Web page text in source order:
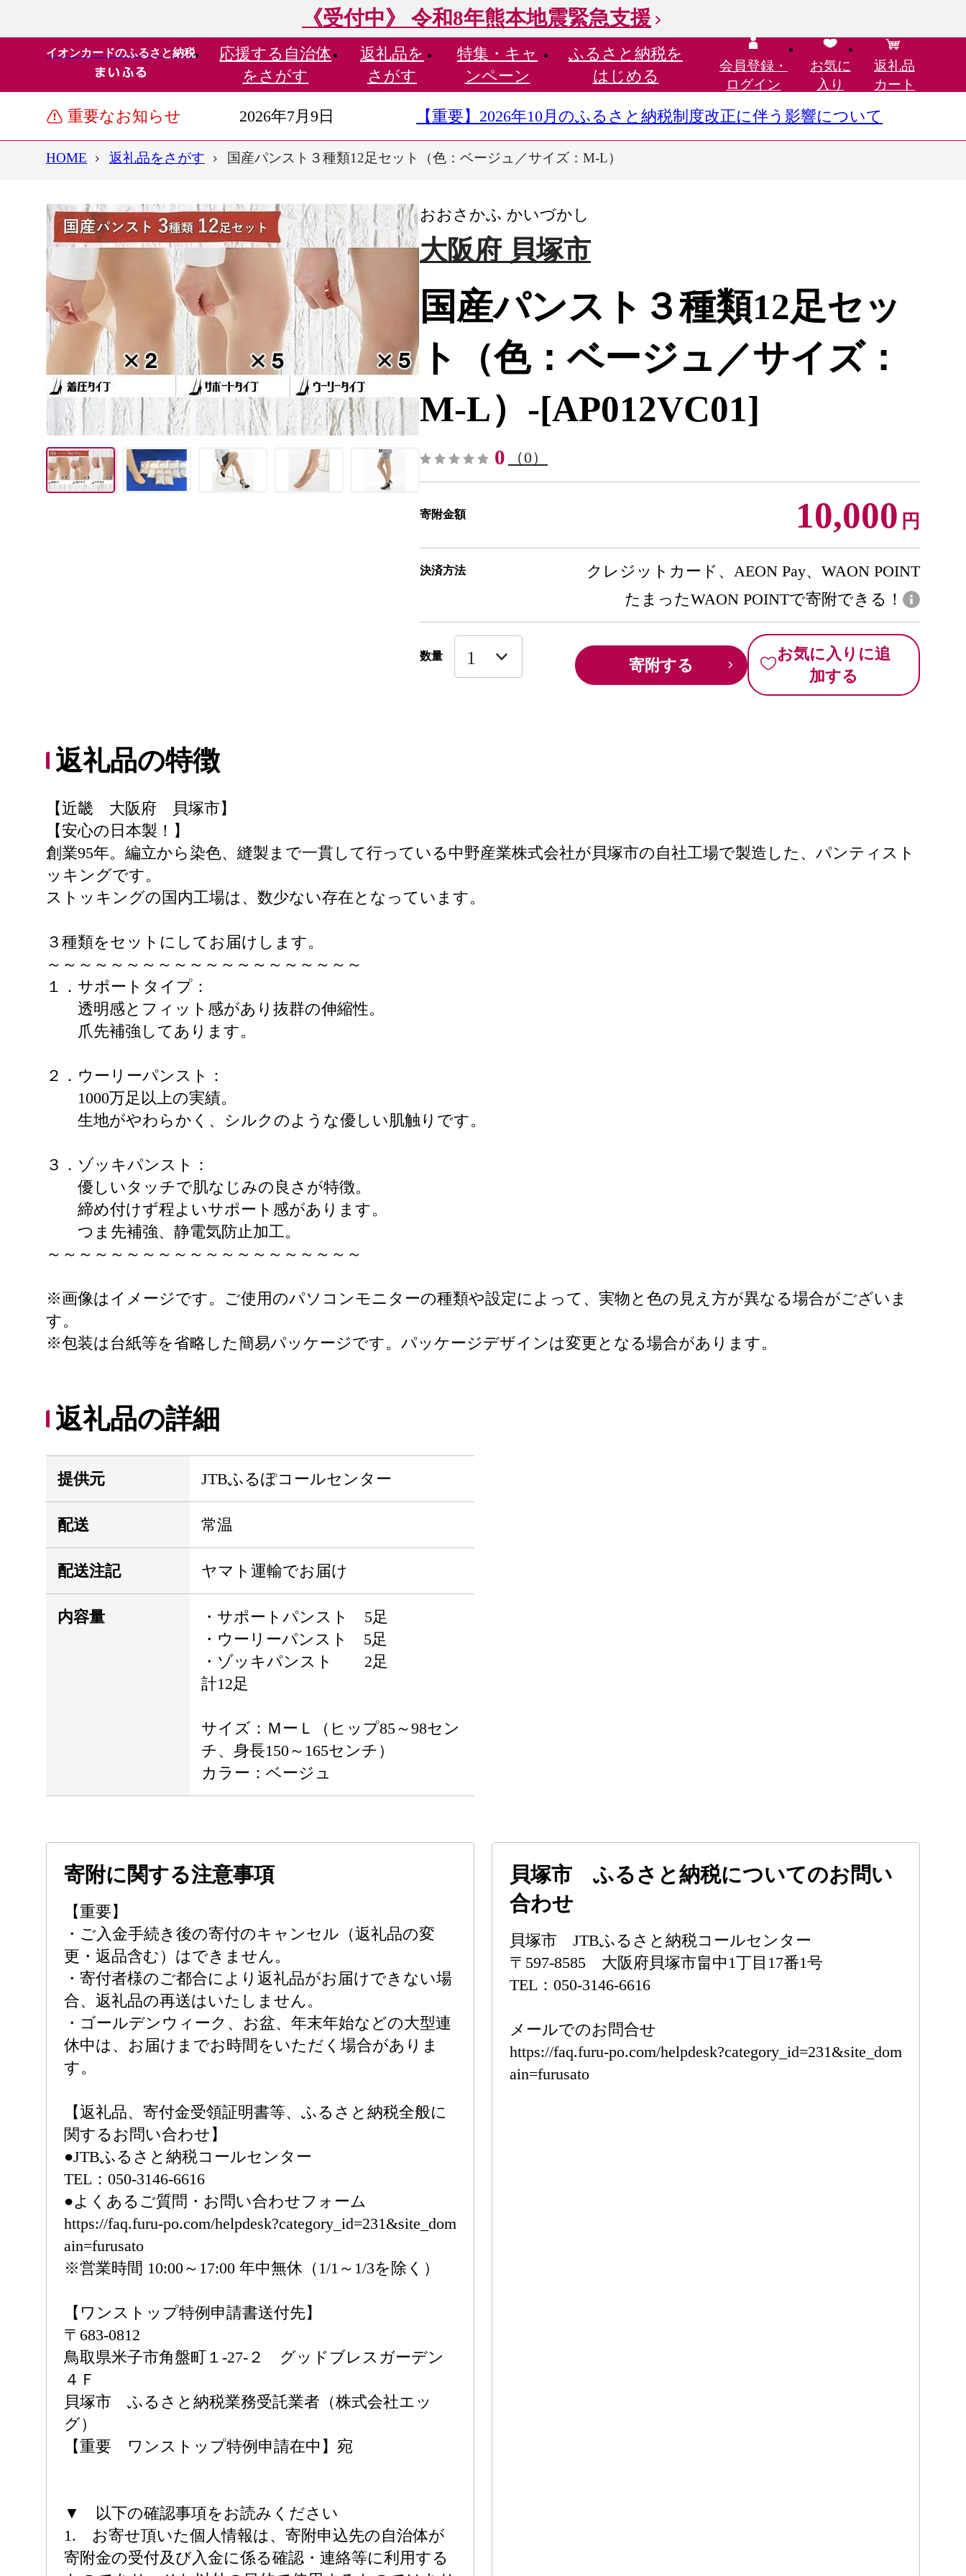
《受付中》 令和8年熊本地震緊急支援
イオンカードのふるさと納税 応援する 自治体
をさがす
返礼品を
さがす
特集・ キャ
ンペーン
ふるさと納税を
はじめる
会員登録・
ログイン
お気に
入り
返礼品
カート
重要なお知らせ 2026年7月9日 【重要】2026年10月のふるさと納税制度改正に伴う影響について
HOME 返礼品をさがす 国産パンスト３種類12足セット（色：ベージュ／サイズ：M-L）
おおさかふ かいづかし
大阪府 貝塚市
国産パンスト３種類12足セッ
ト（色：ベージュ／サイズ：
M-L）-[AP012VC01]
0 （0）
寄附金額 10,000 円
決済方法
クレジットカード、AEON Pay、WAON POINT
たまったWAON POINTで寄附できる！
数量 寄附する
お気に入りに追
加する
返礼品の特徴
【近畿 大阪府 貝塚市】
【安心の日本製！】
創業95年。編立から染色、縫製まで一貫して行っている中野産業株式会社が貝塚市の自社工場で製造した、パンティスト
ッキングです。
ストッキングの国内工場は、数少ない存在となっています。
３種類をセットにしてお届けします。
～～～～～～～～～～～～～～～～～～～～
１．サポートタイプ：
透明感とフィット感があり抜群の伸縮性。
爪先補強してあります。
２．ウーリーパンスト：
1000万足以上の実績。
生地がやわらかく、シルクのような優しい肌触りです。
３．ゾッキパンスト：
優しいタッチで肌なじみの良さが特徴。
締め付けず程よいサポート感があります。
つま先補強、静電気防止加工。
～～～～～～～～～～～～～～～～～～～～
※画像はイメージです。ご使用のパソコンモニターの種類や設定によって、実物と色の見え方が異なる場合がございま
す。
※包装は台紙等を省略した簡易パッケージです。パッケージデザインは変更となる場合があります。
返礼品の詳細
提供元 JTBふるぽコールセンター
配送 常温
配送注記 ヤマト運輸でお届け
内容量
・サポートパンスト 5足
・ウーリーパンスト 5足
・ゾッキパンスト 2足
計12足
サイズ：ＭーＬ（ヒップ85～98セン
チ、身長150～165センチ）
カラー：ベージュ
寄附に関する注意事項
【重要】
・ご入金手続き後の寄付のキャンセル（返礼品の変
更・返品含む）はできません。
・寄付者様のご都合により返礼品がお届けできない場
合、返礼品の再送はいたしません。
・ゴールデンウィーク、お盆、年末年始などの大型連
休中は、お届けまでお時間をいただく場合がありま
す。
【返礼品、寄付金受領証明書等、ふるさと納税全般に
関するお問い合わせ】
●JTBふるさと納税コールセンター
TEL：050-3146-6616
●よくあるご質問・お問い合わせフォーム
https://faq.furu-po.com/helpdesk?category_id=231&site_dom
ain=furusato
※営業時間 10:00～17:00 年中無休（1/1～1/3を除く）
【ワンストップ特例申請書送付先】
〒683-0812
鳥取県米子市角盤町１-27-２ グッドブレスガーデン
４Ｆ
貝塚市 ふるさと納税業務受託業者（株式会社エッ
グ）
【重要 ワンストップ特例申請在中】宛
▼ 以下の確認事項をお読みください
1. お寄せ頂いた個人情報は、寄附申込先の自治体が
寄附金の受付及び入金に係る確認・連絡等に利用する
貝塚市 ふるさと納税についてのお問い
合わせ
貝塚市 JTBふるさと納税コールセンター
〒597-8585 大阪府貝塚市畠中1丁目17番1号
TEL：050-3146-6616
メールでのお問合せ
https://faq.furu-po.com/helpdesk?category_id=231&site_dom
ain=furusato